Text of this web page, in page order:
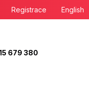
Registrace English
679 380